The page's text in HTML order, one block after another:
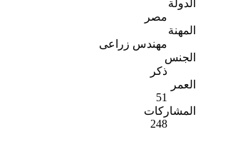
الدولة
مصر
المهنة
مهندس زراعى
الجنس
ذكر
العمر
51
المشاركات
248